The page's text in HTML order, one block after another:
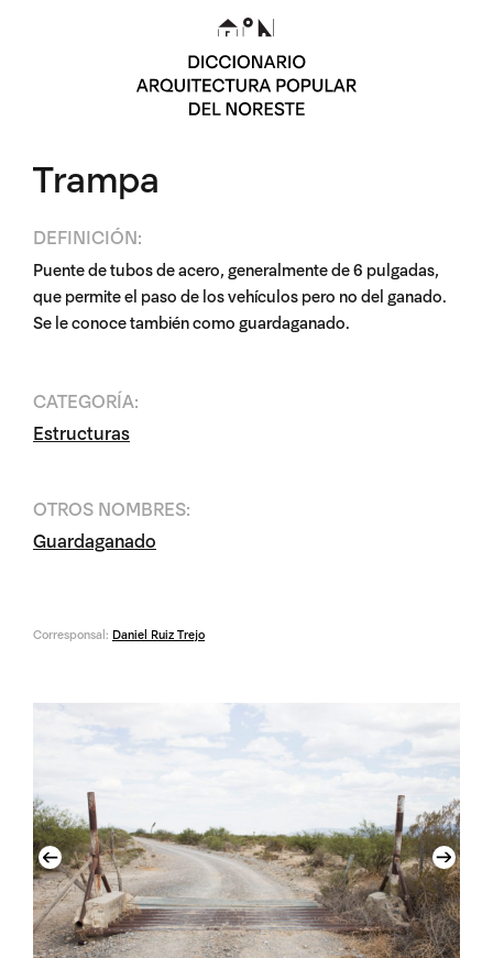
Trampa
DEFINICIÓN:
Puente de tubos de acero, generalmente de 6 pulgadas,
que permite el paso de los vehículos pero no del ganado.
Se le conoce también como guardaganado.
CATEGORÍA:
Estructuras
OTROS NOMBRES:
Guardaganado
Corresponsal: Daniel Ruiz Trejo
Previous Next